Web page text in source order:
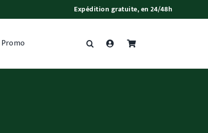
Expédition gratuite, en 24/48h
Promo